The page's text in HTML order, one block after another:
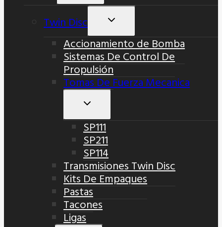
Hijo
Twin Disc
Alternar
Hijo
Accionamiento de Bomba
Sistemas De Control De
Propulsión
Tomas De Fuerza Mecanica
Alternar
Hijo
SP111
SP211
SP114
Transmisiones Twin Disc
Kits De Empaques
Pastas
Tacones
Ligas